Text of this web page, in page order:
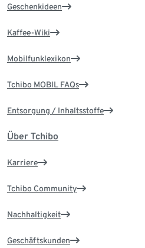
Geschenkideen
Kaffee-Wiki
Mobilfunklexikon
Tchibo MOBIL FAQs
Entsorgung / Inhaltsstoffe
Über Tchibo
Karriere
Tchibo Community
Nachhaltigkeit
Geschäftskunden